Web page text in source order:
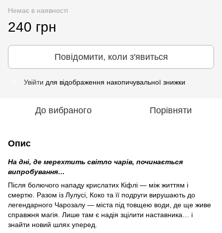
Немає в наявності
240 грн
Повідомити, коли з'явиться
Увійти для відображення накопичувальної знижки
До вибраного Порівняти
Опис
На дні, де мерехтить світло чарів, починається
випробування…
Після болючого нападу крислатих Кіфлі — між життям і
смертю. Разом із Лулусі, Коко та її подруги вирушають до
легендарного Чарозалу — міста під товщею води, де ще живе
справжня магія. Лише там є надія зцілити наставника… і
знайти новий шлях уперед.